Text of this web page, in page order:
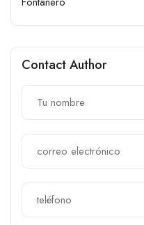
Contact Author